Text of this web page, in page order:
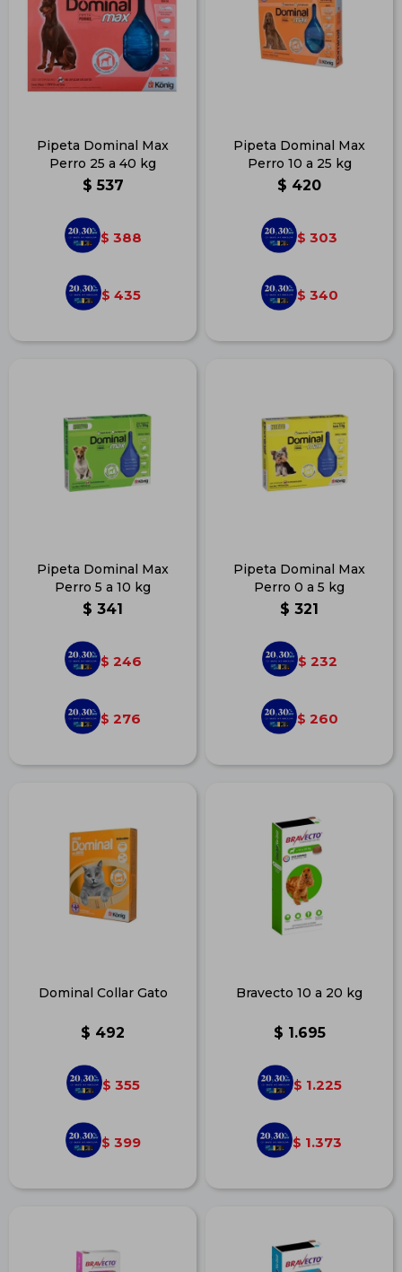
Pipeta Dominal Max
Perro 25 a 40 kg
$ 537
$ 388
$ 435
Pipeta Dominal Max
Perro 10 a 25 kg
$ 420
$ 303
$ 340
Pipeta Dominal Max
Perro 5 a 10 kg
$ 341
$ 246
$ 276
Pipeta Dominal Max
Perro 0 a 5 kg
$ 321
$ 232
$ 260
Dominal Collar Gato
$ 492
$ 355
$ 399
Bravecto 10 a 20 kg
$ 1.695
$ 1.225
$ 1.373